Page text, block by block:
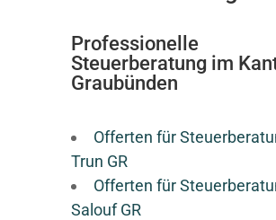
Professionelle
Steuerberatung im
Graubünden
Offerten für
Trun GR
Offerten für
Salouf GR